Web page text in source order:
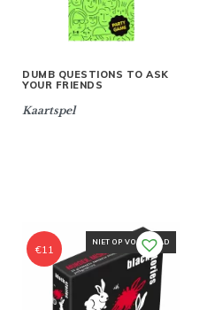
DUMB QUESTIONS TO ASK
YOUR FRIENDS
Kaartspel
NIET OP VOORRAAD
€11